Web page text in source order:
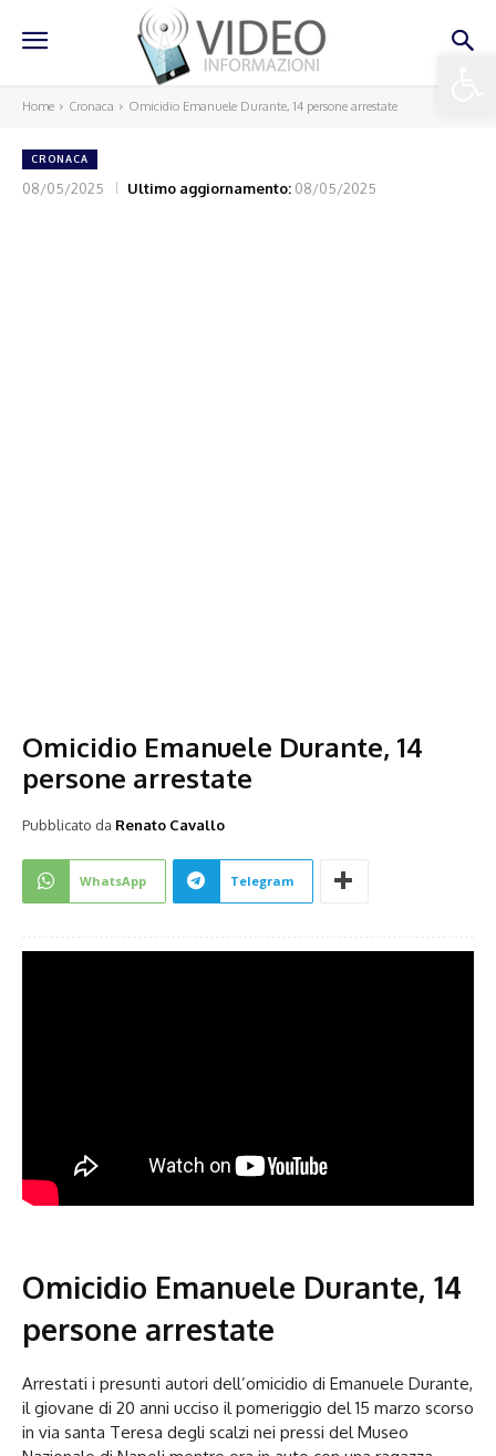
Home Cronaca Omicidio Emanuele Durante, 14 persone arrestate
CRONACA
08/05/2025 Ultimo aggiornamento: 08/05/2025
Omicidio Emanuele Durante, 14
persone arrestate
Pubblicato da Renato Cavallo
WhatsApp Telegram
Omicidio Emanuele Durante, 14
persone arrestate
Arrestati i presunti autori dell’omicidio di Emanuele Durante,
il giovane di 20 anni ucciso il pomeriggio del 15 marzo scorso
in via santa Teresa degli scalzi nei pressi del Museo